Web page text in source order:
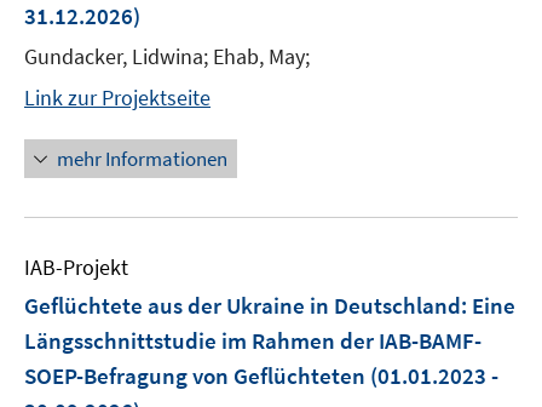
31.12.2026)
Gundacker, Lidwina; Ehab, May;
Link zur Projektseite
mehr Informationen
IAB-Projekt
Geflüchtete aus der Ukraine in Deutschland: Eine
Längsschnittstudie im Rahmen der IAB-BAMF-
SOEP-Befragung von Geflüchteten (01.01.2023 -